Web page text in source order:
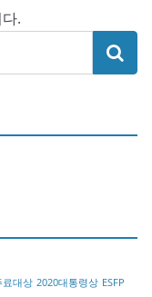
.
료대상 2020대통령상 ESFP